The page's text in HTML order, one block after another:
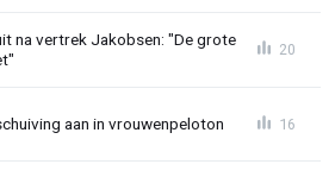
na vertrek Jakobsen: "De grote
20
aan in vrouwenpeloton 16